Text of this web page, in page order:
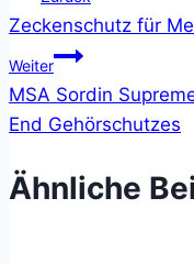
Zeckenschutz für
Weiter
MSA Sordin
End Gehörschutzes
Ähnliche